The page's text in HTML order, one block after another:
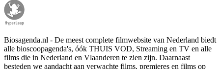
Biosagenda.nl - De meest complete filmwebsite van Nederland biedt
alle bioscoopagenda's, óók THUIS VOD, Streaming en TV en alle
films die in Nederland en Vlaanderen te zien zijn. Daarnaast
besteden we aandacht aan verwachte films, premieres en films op